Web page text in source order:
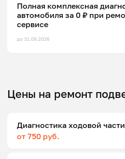
Полная комплексная
автомобиля за 0 ₽ при
сервисе
до 31.08.2026
Цены на ремонт
Диагностика ходовой части
от 750 руб.